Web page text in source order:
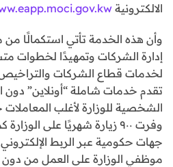
الالكترونية
وأن هذه الخدمة تأتي استكمالًا
إدارة الشركات وتمهيدًا لخطوات
لخدمات قطاع الشركات والتراخيص
تقدم خدمات شاملة “أونلاين” دون
الشخصية للوزارة لأغلب
وفرت ٩٠٠ زيارة شهريًا على
جهات حكومية عبر الربط
موظفي الوزارة على العمل من